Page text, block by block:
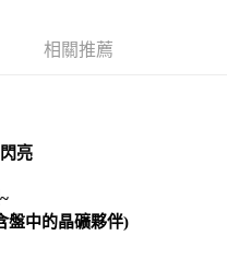
費
相關推薦
亮
盤中的晶礦夥伴)